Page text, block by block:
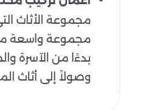
مجموعة الأثاث
مجموعة واسعة
بدءًا من الآسرة
وصولاً إلى أثاث